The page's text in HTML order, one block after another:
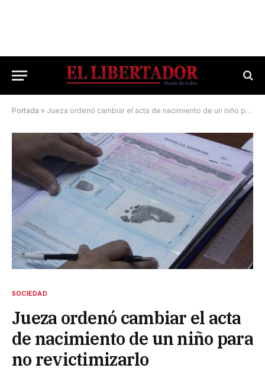
Portada » Jueza ordenó cambiar el acta de nacimiento de un niño para no revictimizarlo
SOCIEDAD
Jueza ordenó cambiar el acta
de nacimiento de un niño para
no revictimizarlo